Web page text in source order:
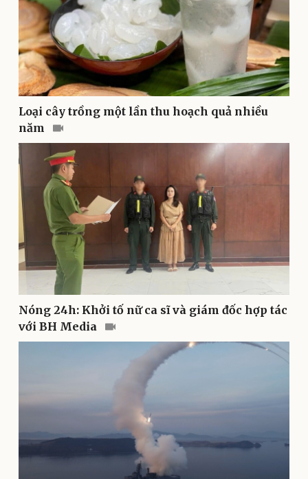
Doanh nghiệp
Thông tin doanh nghiệp
Doanh nghiệp 24h
Doanh nhân
Vì cộng đồng
Công nghệ
Sành điệu
Tin Công nghệ
Trải nghiệm
Làm đẹp - giảm cân
Phòng mạch online
Đời sống
Loại cây trồng một lần thu hoạch quả nhiều
năm
Nóng 24h: Khởi tố nữ ca sĩ và giám đốc hợp tác
với BH Media